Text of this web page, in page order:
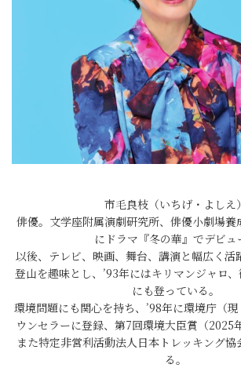
市毛良枝（いちげ・よしえ）
俳優。文学座附属演劇研究所、俳優小劇場養
にドラマ『冬の華』でデビュ
以後、テレビ、映画、舞台、講演と幅広く活
登山を趣味とし、’93年にはキリマンジャロ
にも登っている。
環境問題にも関心を持ち、’98年に環境庁（
ウンセラーに登録、第7回環境大臣賞（2025
また特定非営利活動法人日本トレッキング
る。